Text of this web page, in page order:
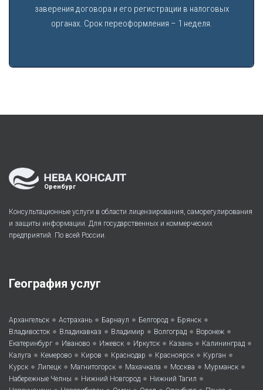
заверения договора и его регистрации в налоговых
органах. Срок переоформления – 1 неделя.
Оренбург
Консультационные услуги в области лицензирования, саморегулирования
и защиты информации. Для государственных и коммерческих
предприятий. По всей России.
География услуг
Архангельск • Астрахань • Барнаул • Белгород • Брянск •
Владивосток • Владикавказ • Владимир • Волгоград • Воронеж •
Екатеринбург • Иваново • Ижевск • Иркутск • Казань • Калининград •
Калуга • Кемерово • Киров • Краснодар • Красноярск • Курган •
Курск • Липецк • Магнитогорск • Махачкала • Москва • Мурманск •
Набережные Челны • Нижний Новгород • Нижний Тагил •